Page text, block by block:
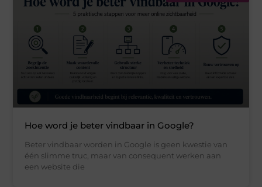
Hoe word je beter vindbaar in Google?
Beter vindbaar worden in Google is geen kwestie van
één slimme truc, maar van consequent werken aan
een website die